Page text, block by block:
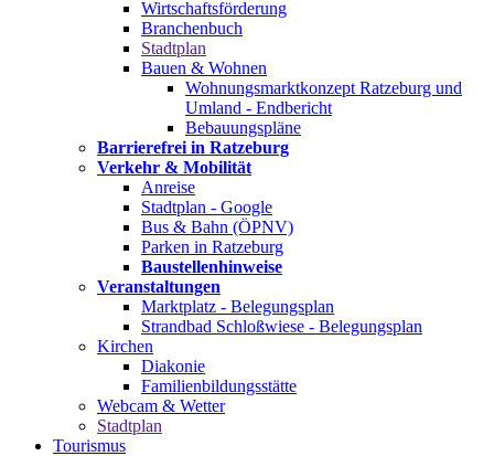
Wirtschaftsförderung
Branchenbuch
Stadtplan
Bauen & Wohnen
Wohnungsmarktkonzept Ratzeburg und
Umland - Endbericht
Bebauungspläne
Barrierefrei in Ratzeburg
Verkehr & Mobilität
Anreise
Stadtplan - Google
Bus & Bahn (ÖPNV)
Parken in Ratzeburg
Baustellenhinweise
Veranstaltungen
Marktplatz - Belegungsplan
Strandbad Schloßwiese - Belegungsplan
Kirchen
Diakonie
Familienbildungsstätte
Webcam & Wetter
Stadtplan
Tourismus